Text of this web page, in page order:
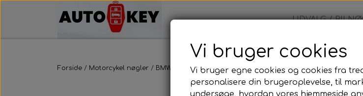
UDVALG /
Forside Motorcykel nøgler BMW BMW
BMW
Vi bruger cookies
Vi bruger egne cookies og cookies fra
personalisere din brugeroplevelse, til
undersøge, hvordan vores hjemmeside